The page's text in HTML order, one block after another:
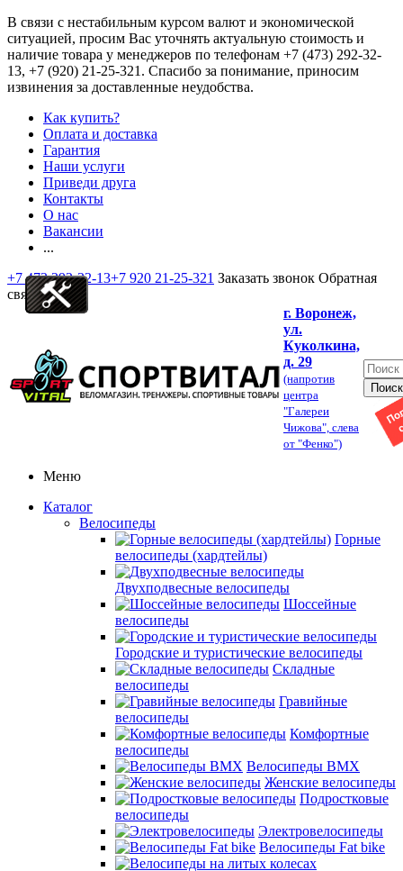
В связи с нестабильным курсом валют и экономической
ситуацией, просим Вас уточнять актуальную стоимость и
наличие товара у менеджеров по телефонам +7 (473) 292-32-
13, +7 (920) 21-25-321 . Спасибо за понимание, приносим
извинения за доставленные неудобства.
Как купить?
Оплата и доставка
Гарантия
Наши услуги
Приведи друга
Контакты
О нас
Вакансии
...
+7 473 292-32-13+7 920 21-25-321 Заказать звонок Обратная
связь
г. Воронеж,
ул.
Куколкина,
д. 29
(напротив
центра
"Галереи
Чижова", слева
от "Фенко")
Меню
Каталог
Велосипеды
Горные
велосипеды (хардтейлы)
Двухподвесные велосипеды
Шоссейные
велосипеды
Городские и туристические велосипеды
Складные
велосипеды
Гравийные
велосипеды
Комфортные
велосипеды
Велосипеды BMX
Женские велосипеды
Подростковые
велосипеды
Электровелосипеды
Велосипеды Fat bike